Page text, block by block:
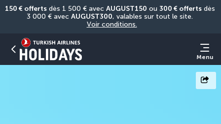
150 € offerts dès 1 500 € avec AUGUST150 ou 300 € offerts dès
3 000 € avec AUGUST300
Voir conditions.
Menu